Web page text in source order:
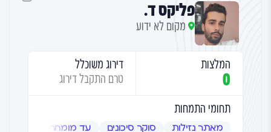
פליקס ד.
מקום לא ידוע
המלצות
0
דירוג משוכלל
טרם התקבל דירוג
תחומי התמחות
מאתר נזילות סוקר סיכונים עד מומחה